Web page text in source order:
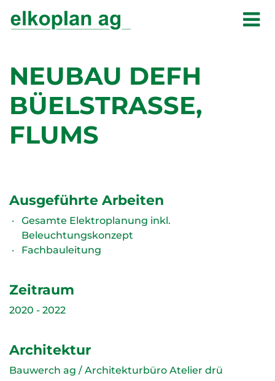
NEUBAU DEFH
BÜELSTRASSE,
FLUMS
Ausgeführte Arbeiten
Gesamte Elektroplanung inkl.
Beleuchtungskonzept
Fachbauleitung
Zeitraum
2020 - 2022
Architektur
Bauwerch ag / Architekturbüro Atelier drü